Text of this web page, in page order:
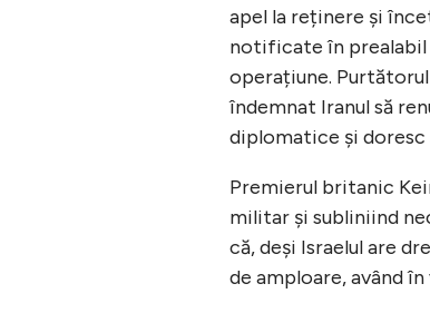
apel la reținere și
notificate în prealabil
operațiune.
îndemnat Iranul să
diplomatice și doresc
Premierul britanic
militar și subliniind
că, deși Israelul are
de amploare, având